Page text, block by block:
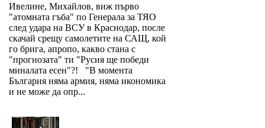
Ивелине, Михайлов, виж първо
"атомната гъба" по Генерала за ТЯО
след удара на ВСУ в Краснодар, после
скачай срещу самолетите на САЩ, кой
го брига, апропо, какво стана с
"прогнозата" ти "Русия ще победи
миналата есен"?! "В момента
България няма армия, няма икономика
и не може да опр...